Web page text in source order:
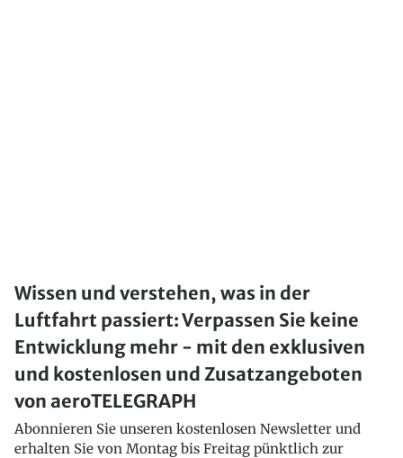
Wissen und verstehen, was in der
Luftfahrt passiert: Verpassen Sie keine
Entwicklung mehr - mit den exklusiven
und kostenlosen und Zusatzangeboten
von aeroTELEGRAPH
Abonnieren Sie unseren kostenlosen Newsletter und
erhalten Sie von Montag bis Freitag pünktlich zur